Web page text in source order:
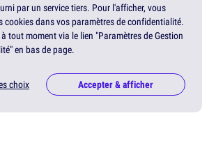
par un service tiers. Pour l'afficher, vous
cookies dans vos paramètres de confidentialité.
tout moment via le lien "Paramètres de Gestion
en bas de page.
choix Accepter & afficher